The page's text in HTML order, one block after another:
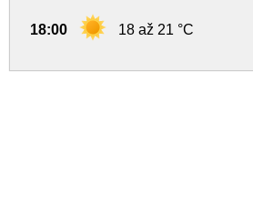
18:00 18 až 21 °C